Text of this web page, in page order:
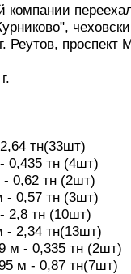
проспект
тн(33шт)
0,435 тн (4шт)
0,62 тн (2шт)
- 0,57 тн (3шт)
2,8 тн (10шт)
- 2,34 тн(13шт)
м - 0,335 тн (2шт)
м - 0,87 тн(7шт)